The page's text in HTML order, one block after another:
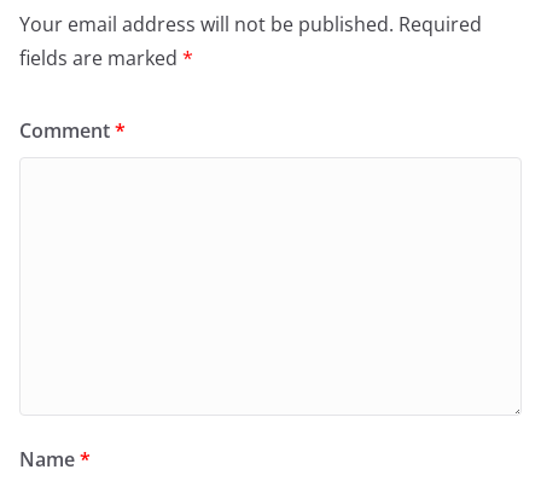
Your email address will not be published. Required
fields are marked *
Comment*
Name*